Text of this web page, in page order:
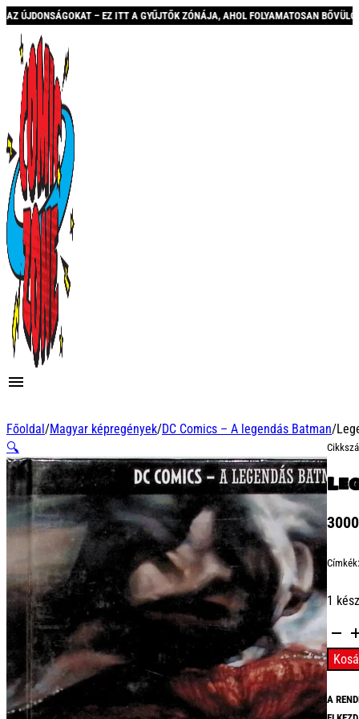
A GYŰJTŐK ZÓNÁJA, AHOL FOLYAMATOSAN BŐVÜLŐ KÍNÁLATTAL ÉS
Főoldal/Magyar képregények/DC Comics – A legendás Batman/
🔍
1
10
-
Joker
A